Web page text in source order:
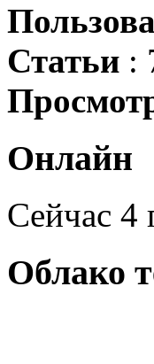
Статьи :
Онлайн
Сейчас 4
Облако